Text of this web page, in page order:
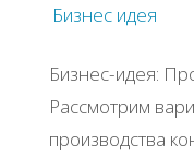
Бизнес идея
Бизнес-идея:
Рассмотрим
производства